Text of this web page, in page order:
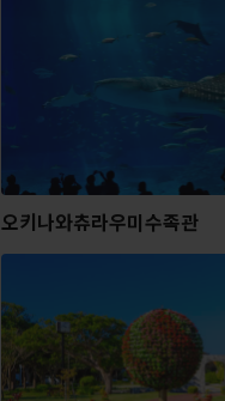
오키나와츄라우미수족관